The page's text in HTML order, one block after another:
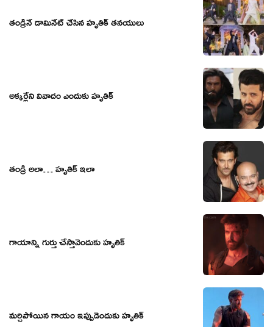
తండ్రినే డామినేట్ చేసిన హృతిక్ తనయులు
అక్కర్లేని వివాదం ఎందుకు హృతిక్
తండ్రి అలా… హృతిక్ ఇలా
గాయాన్ని గుర్తు చేస్తావెందుకు హృతిక్
మర్చిపోయిన గాయం ఇప్పుడెందుకు హృతిక్